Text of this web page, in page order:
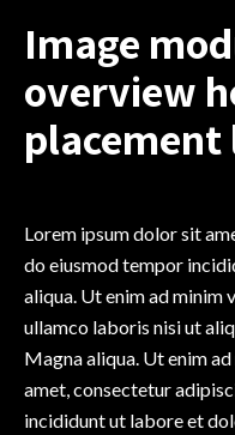
Image
overview
Lorem ipsum dolor sit
do eiusmod tempor
aliqua. Ut enim ad minim
ullamco laboris nisi ut
Magna aliqua. Ut enim
amet, consectetur
incididunt ut labore et